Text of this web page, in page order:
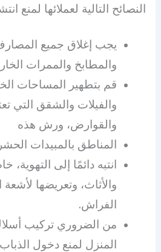
النصائح التالية لعملائها لمنع
يجب إغلاق جميع
والمطابخ والممرات
قم بتطهير المساحات
والفيلات والشقق التي
والقوارض، ورش هذه
المناطق بالمبيدات
انتبه دائمًا إلى
والأثاث، وتعريضها
الفراش.
من الضروري تركيب
المنزل لمنع دخول